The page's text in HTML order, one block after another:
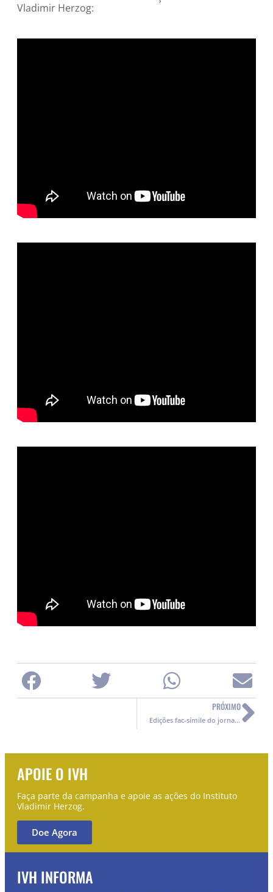
Vladimir Herzog:
PRÓXIMO
Edições fac-símile do jornal Ex-
APOIE O IVH
Faça parte da campanha e apoie as ações do Instituto
Vladimir Herzog.
Doe Agora
IVH INFORMA